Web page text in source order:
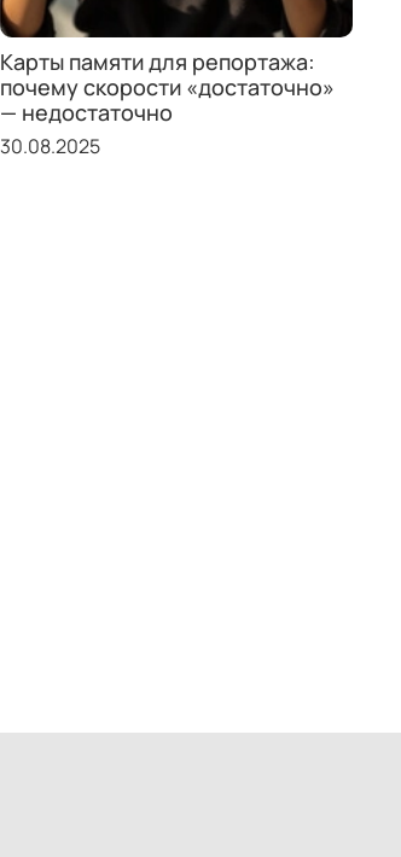
Карты памяти для репортажа:
почему скорости «достаточно»
— недостаточно
30.08.2025